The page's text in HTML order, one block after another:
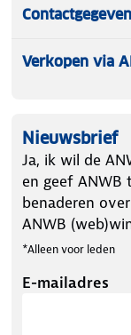
Verkopen via
Nieuwsbrief
Ja, ik wil de
en geef
benaderen
ANWB
*Alleen voor leden
E-mailadres